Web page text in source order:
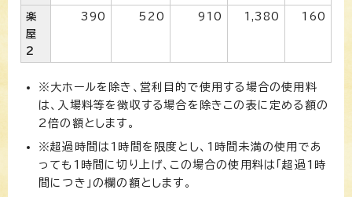
楽
屋
2
390 520 910 1,380 160
※大ホールを除き、営利目的で使用する場合の使用料
は、入場料等を徴収する場合を除きこの表に定める額の
2倍の額とします。
※超過時間は1時間を限度とし、1時間未満の使用であ
っても1時間に切り上げ、この場合の使用料は「超過1時
間につき」の欄の額とします。